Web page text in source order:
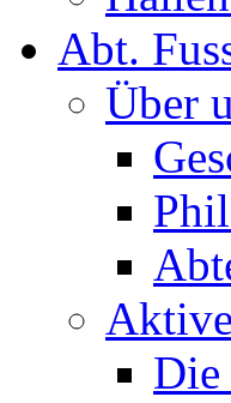
Abt.
Über
Die